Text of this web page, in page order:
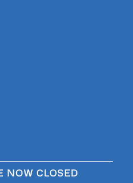
CLOSED